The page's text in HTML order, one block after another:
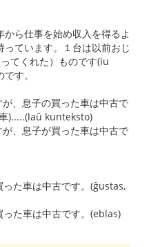
ら仕事を始め収入を得るよ
ています。１台は以前おじ
てくれた）ものです(iu
す。
、息子の買った車は中古で
).....(laŭ kunteksto)
、息子が買った車は中古で
た車は中古です。(ĝustas,
た車は中古です。(eblas)